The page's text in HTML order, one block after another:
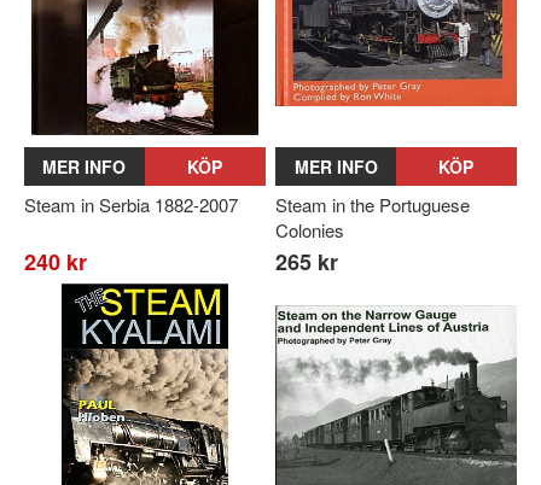
MER INFO KÖP
Steam in Serbia 1882-2007
240 kr
MER INFO KÖP
Steam in the Portuguese
Colonies
265 kr